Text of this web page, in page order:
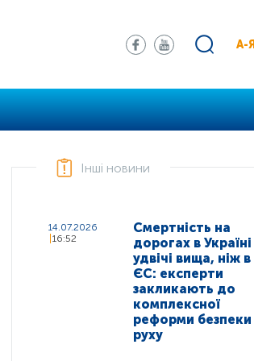
А-Я
Інші новини
14.07.2026
16:52
Смертність на
дорогах в Україні
удвічі вища, ніж в
ЄС: експерти
закликають до
комплексної
реформи безпеки
руху